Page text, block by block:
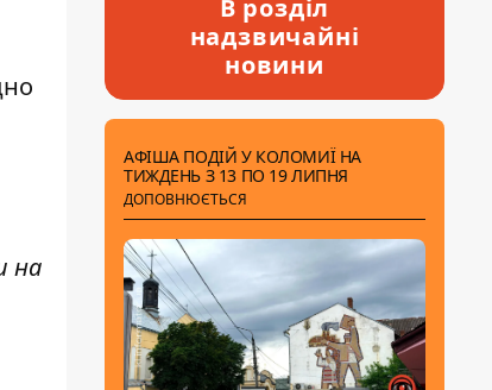
на
В розділ
надзвичайні
новини
АФІША ПОДІЙ У КОЛОМИЇ НА
ТИЖДЕНЬ З 13 ПО 19 ЛИПНЯ
ДОПОВНЮЄТЬСЯ